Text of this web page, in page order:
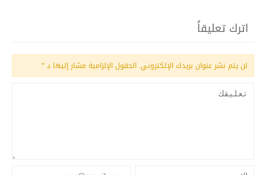
اترك تعليقاً
لن يتم نشر عنوان بريدك الإلكتروني. الحقول الإلزامية مشار إليها بـ*